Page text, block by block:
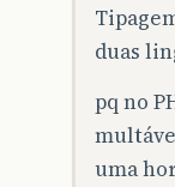
duas
pq no
uma